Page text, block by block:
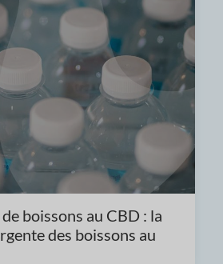
boissons au CBD : la
des boissons au